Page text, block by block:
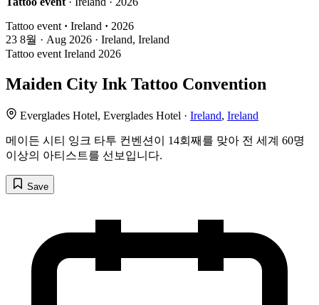
Tattoo event · Ireland · 2026
23 8월 · Aug 2026 · Ireland, Ireland
Tattoo event Ireland 2026
Maiden City Ink Tattoo Convention
Everglades Hotel, Everglades Hotel · Ireland, Ireland
메이든 시티 잉크 타투 컨벤션이 14회째를 맞아 전 세계 60명
이상의 아티스트를 선보입니다.
Save